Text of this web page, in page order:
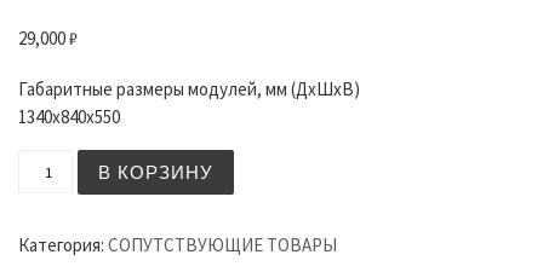
29,000₽
Габаритные размеры модулей, мм (ДхШхВ)
1340х840х550
В КОРЗИНУ
Категория: СОПУТСТВУЮЩИЕ ТОВАРЫ